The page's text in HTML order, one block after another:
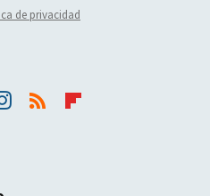
de privacidad